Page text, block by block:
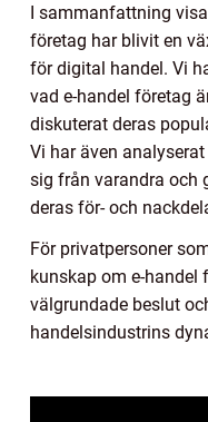
I sammanfattning
företag har blivit en
för digital handel. Vi
vad e-handel företag
diskuterat deras
Vi har även
sig från varandra och
deras för- och
För privatpersoner
kunskap om e-
välgrundade beslut
handelsindustrins